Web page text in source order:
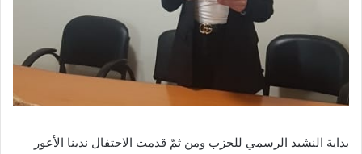
بداية النشيد الرسمي للحزب ومن ثمّ قدمت الاحتفال ندينا الأعور